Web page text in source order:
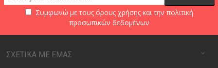
Συμφωνώ με τους όρους χρήσηςκαι την πολιτική
προσωπικών δεδομένων
ΣΧΕΤΙΚΑ ΜΕ ΕΜΑΣ